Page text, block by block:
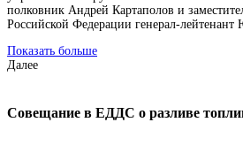
полковник Андрей Картаполов и
Российской Федерации генерал-
Показать больше
Далее
Совещание в ЕДДС о разливе